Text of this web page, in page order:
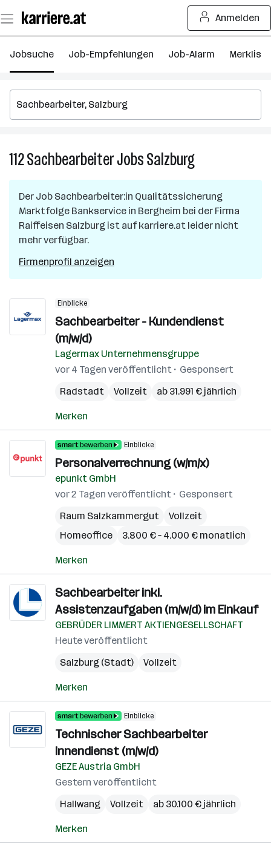
Seiteninhalt
springen
Anmelden
Jobsuche Job-Empfehlungen Job-Alarm Merkliste
112SachbearbeiterJobsSalzburg112
Sachbearbeiter
in
Salzburg
Der Job Sachbearbeiter:in Qualitätssicherung
Marktfolge Bankservice in Bergheim bei der Firma
Raiffeisen Salzburg ist auf karriere.at leider nicht
mehr verfügbar.
Firmenprofil anzeigen
Einblicke
Sachbearbeiter - Kundendienst
(m/w/d)
Lagermax Unternehmensgruppe
vor 4 Tagen veröffentlicht
Gesponsert
Radstadt
Vollzeit ab 31.991 € jährlich
Merken
Einblicke
Personalverrechnung (w/m/x)
epunkt GmbH
vor 2 Tagen veröffentlicht
Gesponsert
Raum Salzkammergut
Vollzeit
Homeoffice
3.800 € – 4.000 € monatlich
Merken
Sachbearbeiter inkl.
Assistenzaufgaben (m/w/d) im Einkauf
GEBRÜDER LIMMERT AKTIENGESELLSCHAFT
Heute veröffentlicht
Salzburg (Stadt)
Vollzeit
Merken
Einblicke
Technischer Sachbearbeiter
Innendienst (m/w/d)
GEZE Austria GmbH
Gestern veröffentlicht
Hallwang
Vollzeit ab 30.100 € jährlich
Merken